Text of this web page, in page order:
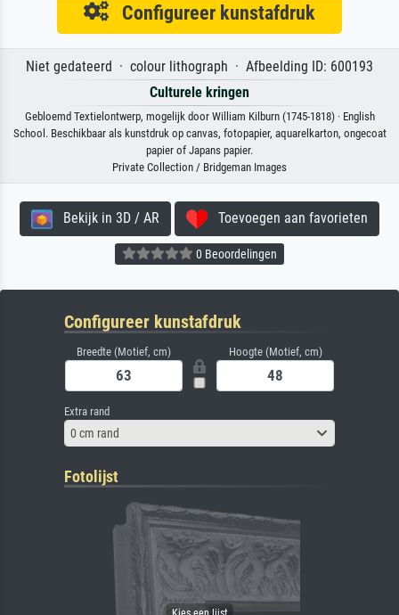
Configureer kunstafdruk
Niet gedateerd · colour lithograph · Afbeelding ID: 600193
Culturele kringen
Gebloemd Textielontwerp, mogelijk door William Kilburn (1745-1818) · English
School. Beschikbaar als kunstdruk op canvas, fotopapier, aquarelkarton, ongecoat
papier of Japans papier.
Private Collection / Bridgeman Images
Bekijk in 3D / AR Toevoegen aan favorieten
0 Beoordelingen
Configureer kunstafdruk
Breedte (Motief, cm) Hoogte (Motief, cm)
Extra rand
0 cm rand
Fotolijst